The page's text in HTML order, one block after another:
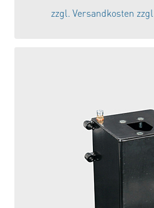
war:
zzgl. Versandkosten